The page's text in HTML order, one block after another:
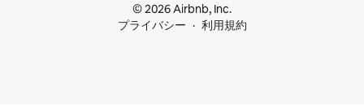
© 2026 Airbnb, Inc.
プライバシー
利用規約